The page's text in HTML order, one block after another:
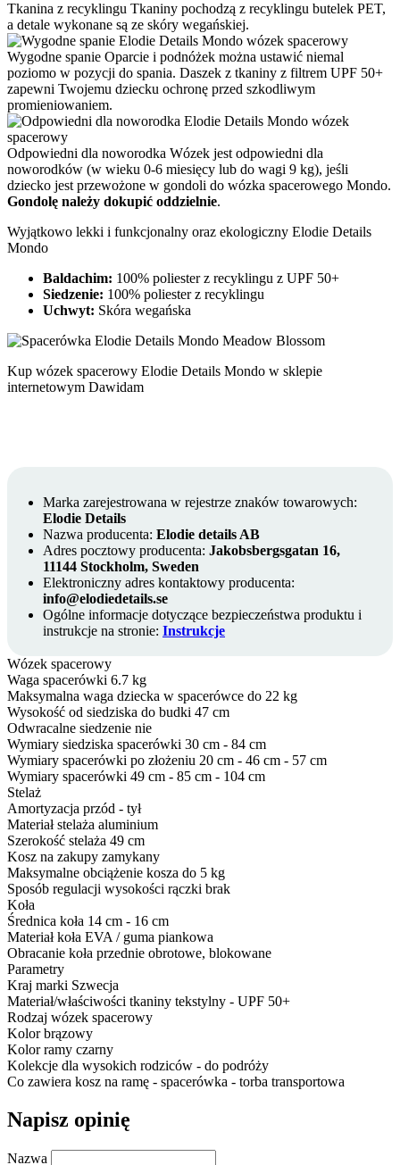
Tkanina z recyklingu Tkaniny pochodzą z recyklingu butelek PET,
a detale wykonane są ze skóry wegańskiej.
Wygodne spanie Oparcie i podnóżek można ustawić niemal
poziomo w pozycji do spania. Daszek z tkaniny z filtrem UPF 50+
zapewni Twojemu dziecku ochronę przed szkodliwym
promieniowaniem.
Odpowiedni dla noworodka Wózek jest odpowiedni dla
noworodków (w wieku 0-6 miesięcy lub do wagi 9 kg), jeśli
dziecko jest przewożone w gondoli do wózka spacerowego Mondo.
Gondolę należy dokupić oddzielnie.
Wyjątkowo lekki i funkcjonalny oraz ekologiczny Elodie Details
Mondo
Baldachim: 100% poliester z recyklingu z UPF 50+
Siedzenie: 100% poliester z recyklingu
Uchwyt: Skóra wegańska
Kup wózek spacerowy Elodie Details Mondo w sklepie
internetowym Dawidam
Marka zarejestrowana w rejestrze znaków towarowych:
Elodie Details
Nazwa producenta: Elodie details AB
Adres pocztowy producenta: Jakobsbergsgatan 16,
11144 Stockholm, Sweden
Elektroniczny adres kontaktowy producenta:
info@elodiedetails.se
Ogólne informacje dotyczące bezpieczeństwa produktu i
instrukcje na stronie: Instrukcje
Wózek spacerowy
Waga spacerówki 6.7 kg
Maksymalna waga dziecka w spacerówce do 22 kg
Wysokość od siedziska do budki 47 cm
Odwracalne siedzenie nie
Wymiary siedziska spacerówki 30 cm - 84 cm
Wymiary spacerówki po złożeniu 20 cm - 46 cm - 57 cm
Wymiary spacerówki 49 cm - 85 cm - 104 cm
Stelaż
Amortyzacja przód - tył
Materiał stelaża aluminium
Szerokość stelaża 49 cm
Kosz na zakupy zamykany
Maksymalne obciążenie kosza do 5 kg
Sposób regulacji wysokości rączki brak
Koła
Średnica koła 14 cm - 16 cm
Materiał koła EVA / guma piankowa
Obracanie koła przednie obrotowe, blokowane
Parametry
Kraj marki Szwecja
Materiał/właściwości tkaniny tekstylny - UPF 50+
Rodzaj wózek spacerowy
Kolor brązowy
Kolor ramy czarny
Kolekcje dla wysokich rodziców - do podróży
Co zawiera kosz na ramę - spacerówka - torba transportowa
Napisz opinię
Nazwa